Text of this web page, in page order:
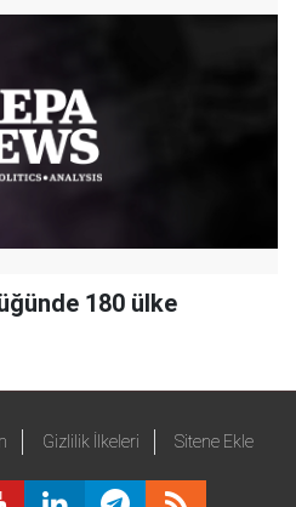
180 ülke
Gizlilik İlkeleri Sitene Ekle